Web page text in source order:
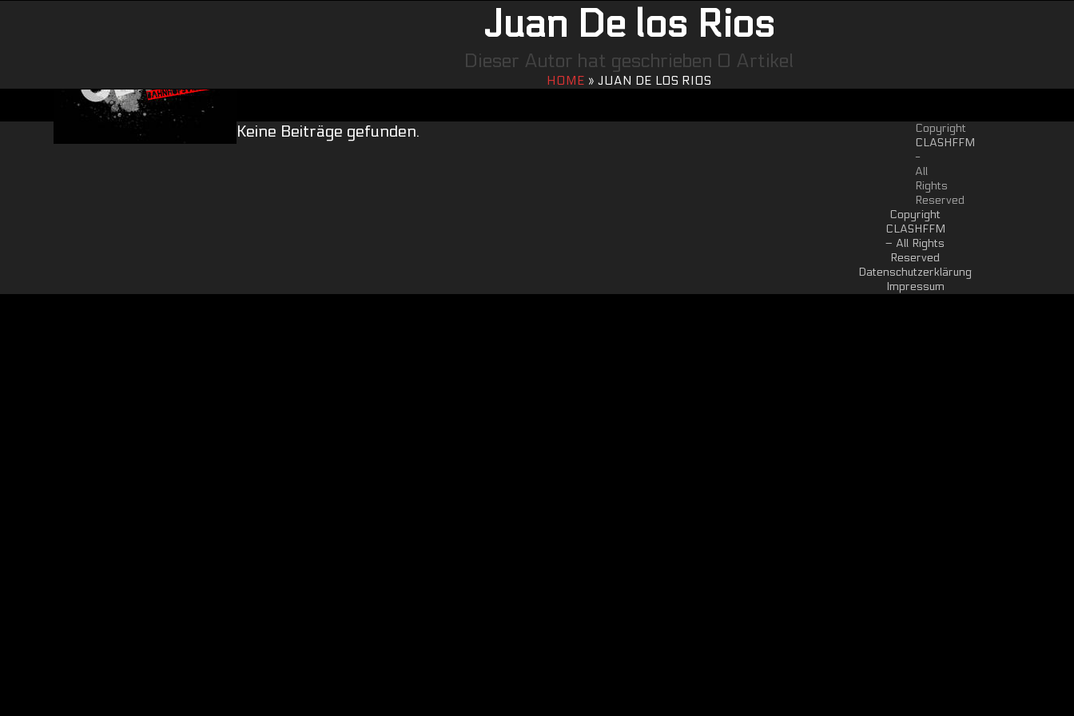
Juan De los Rios
Dieser Autor hat geschrieben 0 Artikel
HOME » JUAN DE LOS RIOS
Keine Beiträge gefunden.
Copyright
CLASHFFM
-
All
Rights
Reserved
Copyright
CLASHFFM
– All Rights
Reserved
Datenschutzerklärung
Impressum